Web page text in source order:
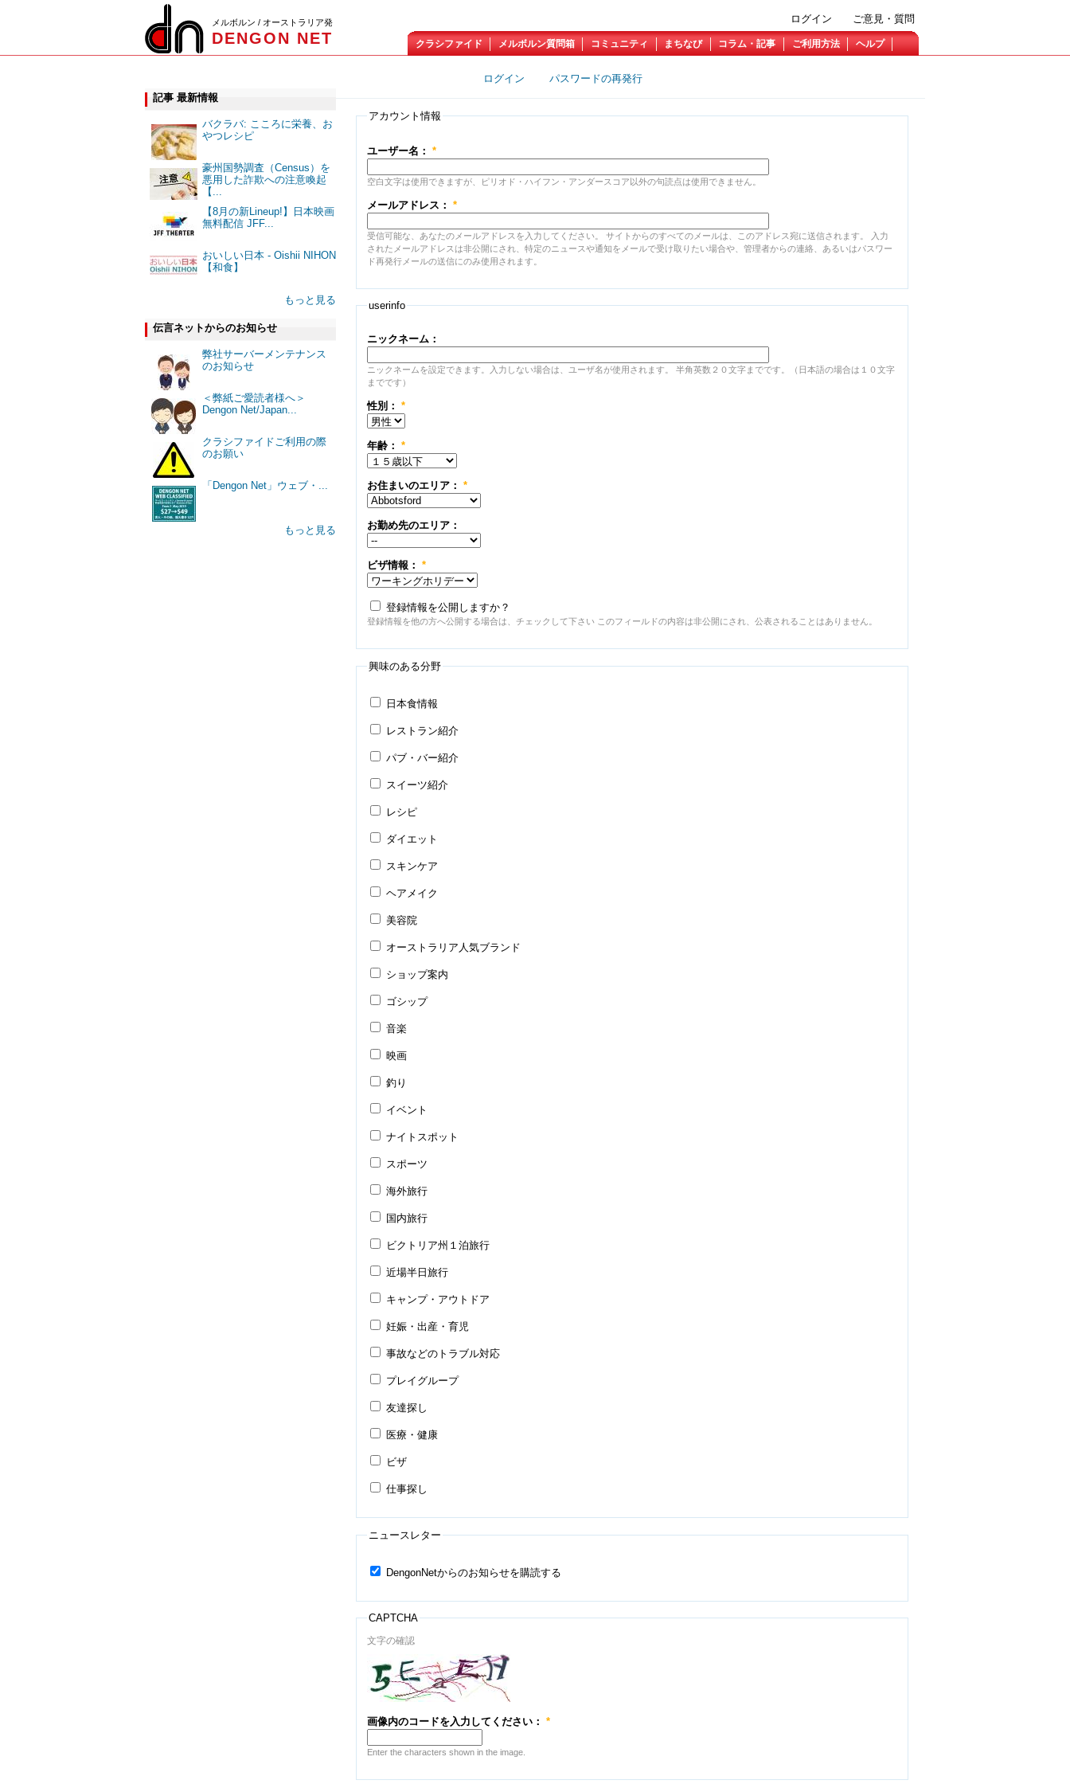
メルボルン / オーストラリア発
DENGON NET
ご意見・質問
ログイン
クラシファイド メルボルン質問箱 コミュニティ まちなび コラム・記事 ご利用方法 ヘルプ
記事 最新情報
バクラバ: こころに栄養、お
やつレシピ
豪州国勢調査（Census）を
悪用した詐欺への注意喚起
【...
【8月の新Lineup!】日本映画
無料配信 JFF...
おいしい日本 - Oishii NIHON
【和食】
もっと見る
伝言ネットからのお知らせ
弊社サーバーメンテナンス
のお知らせ
＜弊紙ご愛読者様へ＞
Dengon Net/Japan...
クラシファイドご利用の際
のお願い
「Dengon Net」ウェブ・...
もっと見る
ログイン パスワードの再発行
アカウント情報
ユーザー名： *
空白文字は使用できますが、ピリオド・ハイフン・アンダースコア以外の句読点は使用できません。
メールアドレス： *
受信可能な、あなたのメールアドレスを入力してください。 サイトからのすべてのメールは、このアドレス宛に送信されます。 入力
されたメールアドレスは非公開にされ、特定のニュースや通知をメールで受け取りたい場合や、管理者からの連絡、あるいはパスワー
ド再発行メールの送信にのみ使用されます。
userinfo
ニックネーム：
ニックネームを設定できます。入力しない場合は、ユーザ名が使用されます。 半角英数２０文字までです。（日本語の場合は１０文字
までです）
性別： *
年齢： *
お住まいのエリア： *
お勤め先のエリア：
ビザ情報： *
登録情報を公開しますか？
登録情報を他の方へ公開する場合は、チェックして下さい このフィールドの内容は非公開にされ、公表されることはありません。
興味のある分野
日本食情報
レストラン紹介
パブ・バー紹介
スイーツ紹介
レシピ
ダイエット
スキンケア
ヘアメイク
美容院
オーストラリア人気ブランド
ショップ案内
ゴシップ
音楽
映画
釣り
イベント
ナイトスポット
スポーツ
海外旅行
国内旅行
ビクトリア州１泊旅行
近場半日旅行
キャンプ・アウトドア
妊娠・出産・育児
事故などのトラブル対応
プレイグループ
友達探し
医療・健康
ビザ
仕事探し
ニュースレター
DengonNetからのお知らせを購読する
CAPTCHA
文字の確認
画像内のコードを入力してください： *
Enter the characters shown in the image.